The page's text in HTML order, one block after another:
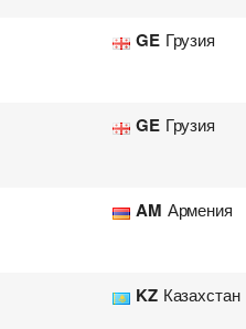
GE Грузия
GE Грузия
AM Армения
KZ Казахстан